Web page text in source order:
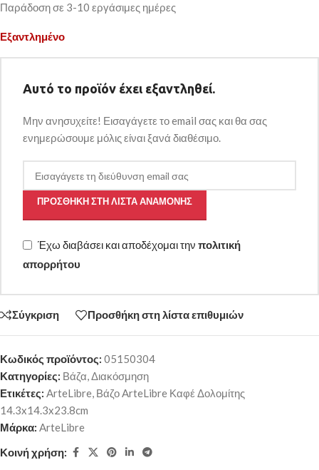
Παράδοση σε 3-10 εργάσιμες ημέρες
Εξαντλημένο
Αυτό το προϊόν έχει εξαντληθεί.
Μην ανησυχείτε! Εισαγάγετε το email σας και θα σας
ενημερώσουμε μόλις είναι ξανά διαθέσιμο.
ΠΡΟΣΘΉΚΗ ΣΤΗ ΛΊΣΤΑ ΑΝΑΜΟΝΉΣ
Έχω διαβάσει και αποδέχομαι την πολιτική
απορρήτου
Σύγκριση Προσθήκη στη λίστα επιθυμιών
Κωδικός προϊόντος: 05150304
Κατηγορίες: Βάζα,Διακόσμηση
Ετικέτες: ArteLibre, Βάζο ArteLibre Καφέ Δολομίτης
14.3x14.3x23.8cm
Μάρκα: ArteLibre
Κοινή χρήση: